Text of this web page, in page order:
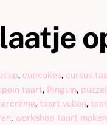
, cupcakes, cursus
taart, Pinguïn,
, taart vullen,
, workshop taart maken